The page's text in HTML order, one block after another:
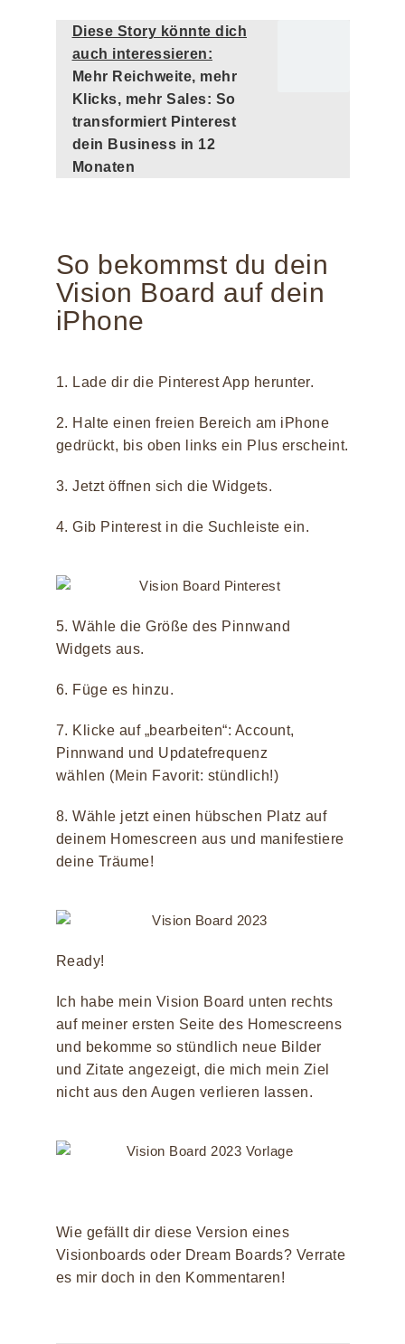
Diese Story könnte dich
auch interessieren:
Mehr Reichweite, mehr
Klicks, mehr Sales: So
transformiert Pinterest
dein Business in 12
Monaten
So bekommst du dein
Vision Board auf dein
iPhone
1. Lade dir die Pinterest App herunter.
2. Halte einen freien Bereich am iPhone
gedrückt, bis oben links ein Plus erscheint.
3. Jetzt öffnen sich die Widgets.
4. Gib Pinterest in die Suchleiste ein.
5. Wähle die Größe des Pinnwand
Widgets aus.
6. Füge es hinzu.
7. Klicke auf „bearbeiten“: Account,
Pinnwand und Updatefrequenz
wählen (Mein Favorit: stündlich!)
8. Wähle jetzt einen hübschen Platz auf
deinem Homescreen aus und manifestiere
deine Träume!
Ready!
Ich habe mein Vision Board unten rechts
auf meiner ersten Seite des Homescreens
und bekomme so stündlich neue Bilder
und Zitate angezeigt, die mich mein Ziel
nicht aus den Augen verlieren lassen.
Wie gefällt dir diese Version eines
Visionboards oder Dream Boards? Verrate
es mir doch in den Kommentaren!